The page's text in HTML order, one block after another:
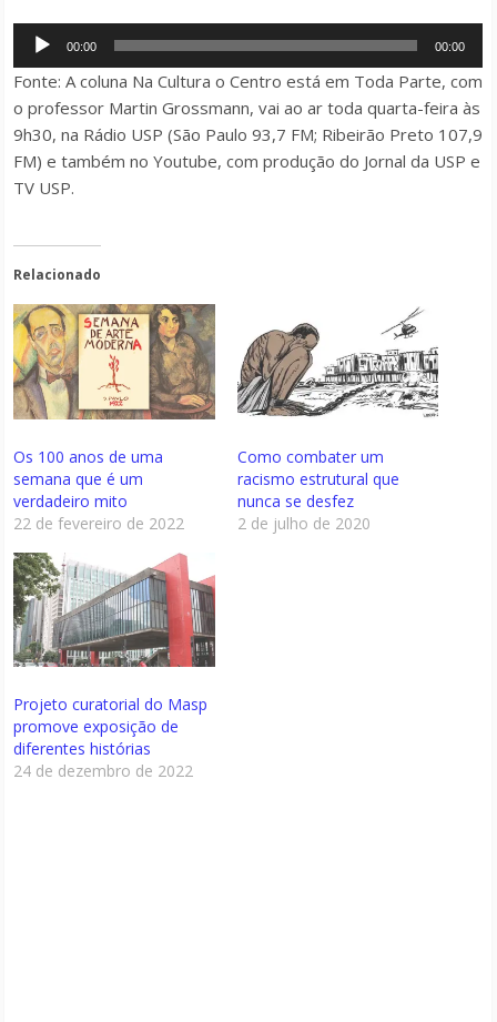
Tocador
de
áudio
00:00 00:00
Fonte: A coluna Na Cultura o Centro está em Toda Parte, com
o professor Martin Grossmann, vai ao ar toda quarta-feira às
9h30, na Rádio USP (São Paulo 93,7 FM; Ribeirão Preto 107,9
FM) e também no Youtube, com produção do Jornal da USP e
TV USP.
Relacionado
Os 100 anos de uma
semana que é um
verdadeiro mito
22 de fevereiro de 2022
Como combater um
racismo estrutural que
nunca se desfez
2 de julho de 2020
Projeto curatorial do Masp
promove exposição de
diferentes histórias
24 de dezembro de 2022